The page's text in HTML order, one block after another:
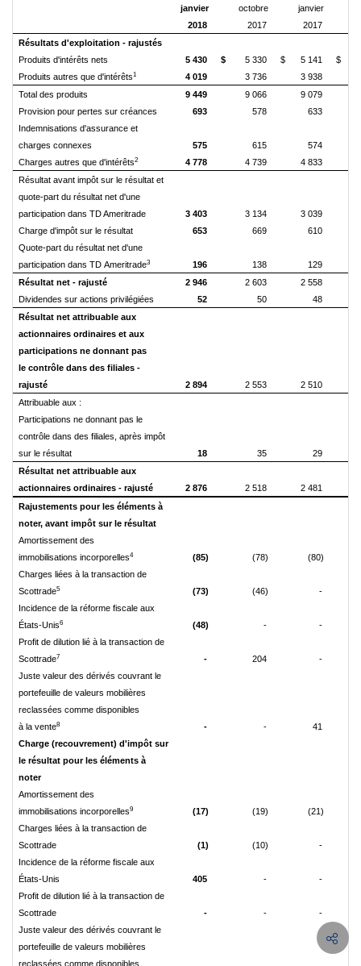
janvier
octobre
janvier
2018
2017
2017
Résultats d'exploitation - rajustés
Produits d'intérêts nets
5 430 $ 5 330 $ 5 141
$
Produits autres que d'intérêts1 4 019 3 736
3 938
Total des produits
9 449 9 066
9 079
Provision pour pertes sur créances
693 578
633
Indemnisations d'assurance et
charges connexes
575 615
574
Charges autres que d'intérêts2 4 778 4 739
4 833
Résultat avant impôt sur le résultat et
quote-part du résultat net d'une
participation dans TD Ameritrade
3 403 3 134
3 039
Charge d'impôt sur le résultat
653 669
610
Quote-part du résultat net d'une
participation dans TD Ameritrade3 196 138
129
Résultat net - rajusté
2 946 2 603
2 558
Dividendes sur actions privilégiées
52 50
48
Résultat net attribuable aux
actionnaires ordinaires et aux
participations ne donnant pas
le contrôle dans des filiales -
rajusté
2 894 2 553
2 510
Attribuable aux :
Participations ne donnant pas le
contrôle dans des filiales, après impôt
sur le résultat
18 35
29
Résultat net attribuable aux
actionnaires ordinaires - rajusté
2 876 2 518
2 481
Rajustements pour les éléments à
noter, avant impôt sur le résultat
Amortissement des
immobilisations incorporelles4 (85) (78)
(80)
Charges liées à la transaction de
Scottrade5 (73) (46)
-
Incidence de la réforme fiscale aux
États-Unis6 (48) -
-
Profit de dilution lié à la transaction de
Scottrade7 - 204
-
Juste valeur des dérivés couvrant le
portefeuille de valeurs mobilières
reclassées comme disponibles
à la vente8 - -
41
Charge (recouvrement) d'impôt sur
le résultat pour les éléments à
noter
Amortissement des
immobilisations incorporelles9 (17) (19)
(21)
Charges liées à la transaction de
Scottrade
(1) (10)
-
Incidence de la réforme fiscale aux
États-Unis
405 -
-
Profit de dilution lié à la transaction de
Scottrade
- -
-
Juste valeur des dérivés couvrant le
portefeuille de valeurs mobilières
reclassées comme disponibles